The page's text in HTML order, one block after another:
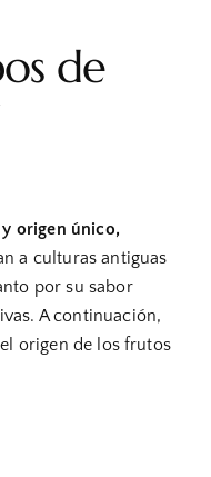
de
origen único,
a culturas antiguas
por su sabor
A continuación,
origen de los frutos